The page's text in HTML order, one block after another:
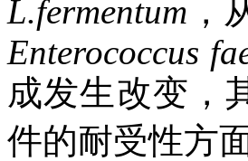
L.fermentum ，
Enterococcus
成发生改变，
件的耐受性方